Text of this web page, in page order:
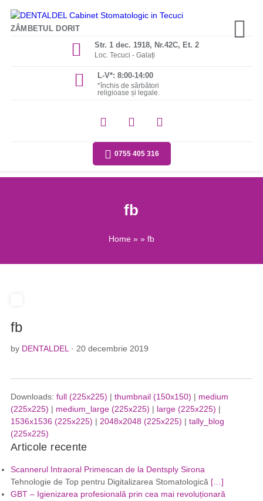
ZÂMBETUL DORIT
Str. 1 dec. 1918, Nr.42C, Et. 2
Loc. Tecuci - Galați
L-V*: 8:00-14:00
*închis de sărbători
religioase și legale.
0755 405 316
fb
Home » » fb
fb
by DENTALDEL · 20 decembrie 2019
Downloads: full (225x225) | thumbnail (150x150) | medium
(225x225) | medium_large (225x225) | large (225x225) |
1536x1536 (225x225) | 2048x2048 (225x225) | tally_blog
(225x225)
Articole recente
Scannerul Intraoral Primescan de la Dentsply Sirona
Tehnologie de Top pentru Digitalizarea Stomatologică […]
GBT – Igienizarea profesională prin cea mai revoluționară